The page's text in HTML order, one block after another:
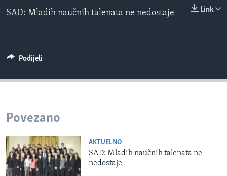
MAGAZIN
Learning English
PRATITE NAS
Jezici
EMBED
0:00 0:00:00 Link
SAD: Mladih naučnih talenata ne nedostaje
Podijeli
Povezano
AKTUELNO
SAD: Mladih naučnih talenata ne
nedostaje